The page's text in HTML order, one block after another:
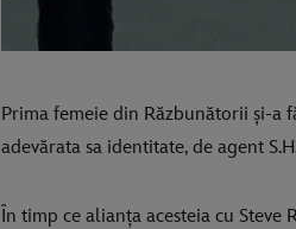
Prima femeie din Răzbunătorii și-
adevărata sa identitate, de agent
În timp ce alianța acesteia cu